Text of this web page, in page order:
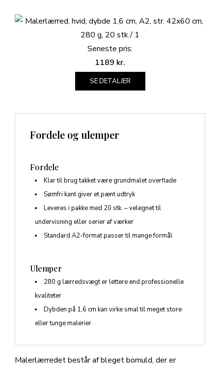
Malerlærredet består af bleget bomuld, der er
Fordele og ulemper
Fordele
Klar til brug takket være grundmalet overflade
Sømfri kant giver et pænt udtryk
Leveres i pakke med 20 stk. – velegnet til
undervisning eller serier af værker
Standard A2-format passer til mange formål
Ulemper
280 g lærredsvægt er lettere end professionelle
kvaliteter
Dybden på 1,6 cm kan virke smal til meget store
eller tunge malerier
Seneste pris:
1189 kr.
SE DETALJER